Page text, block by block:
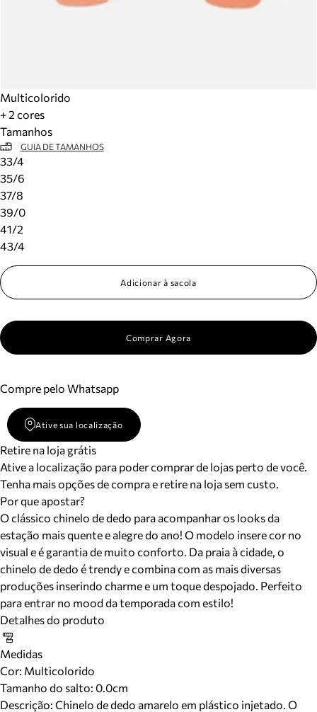
Multicolorido
+ 2 cores
Tamanhos
GUIA DE TAMANHOS
33/4
35/6
37/8
39/0
41/2
43/4
Adicionar à sacola
Comprar Agora
Compre pelo Whatsapp
Ative sua localização
Retire na loja grátis
Ative a localização para poder comprar de lojas perto de você.
Tenha mais opções de compra e retire na loja sem custo.
Por que apostar?
O clássico chinelo de dedo para acompanhar os looks da
estação mais quente e alegre do ano! O modelo insere cor no
visual e é garantia de muito conforto. Da praia à cidade, o
chinelo de dedo é trendy e combina com as mais diversas
produções inserindo charme e um toque despojado. Perfeito
para entrar no mood da temporada com estilo!
Detalhes do produto
Medidas
Cor: Multicolorido
Tamanho do salto: 0.0cm
Descrição: Chinelo de dedo amarelo em plástico injetado. O